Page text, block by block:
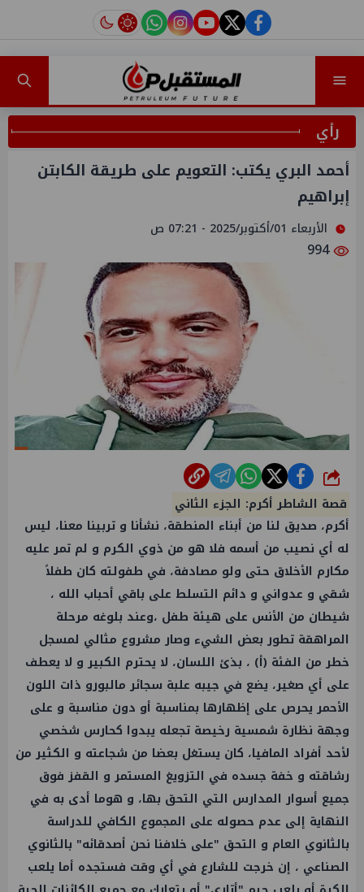
facebook
twitter
youtube
instagram
tiktok
رأي
أحمد البري يكتب: التعويم على طريقة الكابتن
إبراهيم
الأربعاء 01/أكتوبر/2025 - 07:21 ص
994
شارك
قصة الشاطر أكرم: الجزء الثاني
أكرم، صديق لنا من أبناء المنطقة، نشأنا و تربينا معنا، ليس
له أي نصيب من أسمه فلا هو من ذوي الكرم و لم تمر عليه
مكارم الأخلاق حتى ولو مصادفة، في طفولته كان طفلاً
شقي و عدواني و دائم التسلط على باقي أحباب الله ،
شيطان من الأنس على هيئة طفل ،وعند بلوغه مرحلة
المراهقة تطور بعض الشيء وصار مشروع مثالي لمسجل
خطر من الفئة (أ) ، بذئ اللسان، لا يحترم الكبير و لا يعطف
على أي صغير، يضع في جيبه علبة سجائر مالبورو ذات اللون
الأحمر يحرص على إظهارها بمناسبة أو دون مناسبة و على
وجهة نظارة شمسية رخيصة تجعله يبدوا كحارس شخصي
لأحد أفراد المافيا، كان يستغل بعضا من شجاعته و الكثير من
رشاقته و خفة جسده في التزويغ المستمر و القفز فوق
جميع أسوار المدارس التي التحق بها، و هوما أدى به في
النهاية إلى عدم حصوله على المجموع الكافي للدراسة
بالثانوي العام و التحق "على خلافنا نحن أصدقائه" بالثانوي
الصناعي ، إن خرجت للشارع في أي وقت فستجده أما يلعب